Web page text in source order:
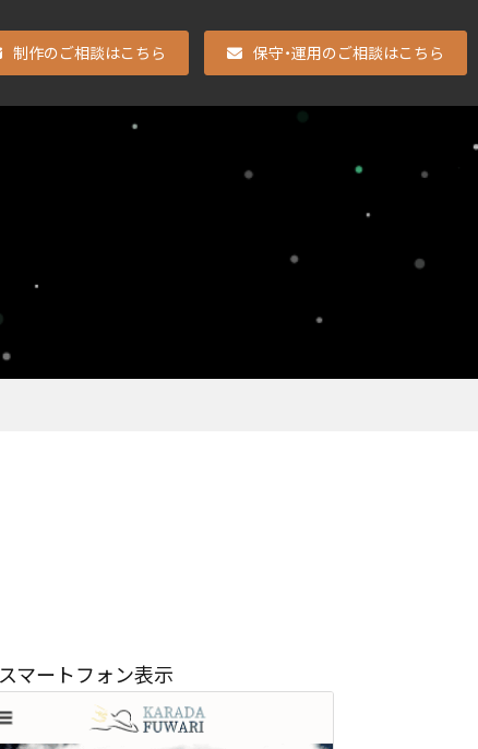
制作のご相談はこちら 保守・運用のご相談はこちら
スマートフォン表示